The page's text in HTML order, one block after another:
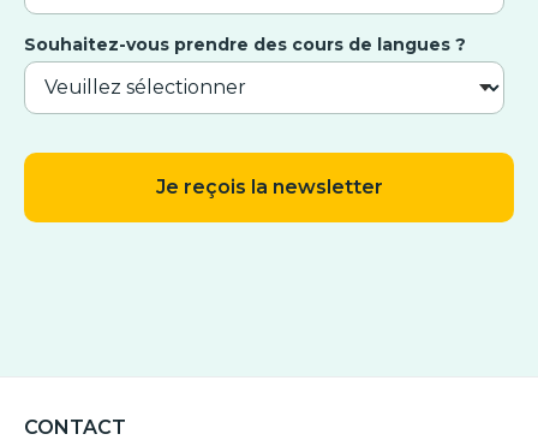
Souhaitez-vous prendre des cours de langues ?
CONTACT